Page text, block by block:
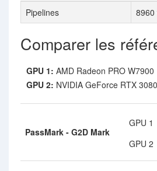
Pipelines 8960
Comparer les
GPU 1: AMD Radeon PRO W7900
GPU 2: NVIDIA GeForce RTX
PassMark - G2D Mark
GPU 1
GPU 2